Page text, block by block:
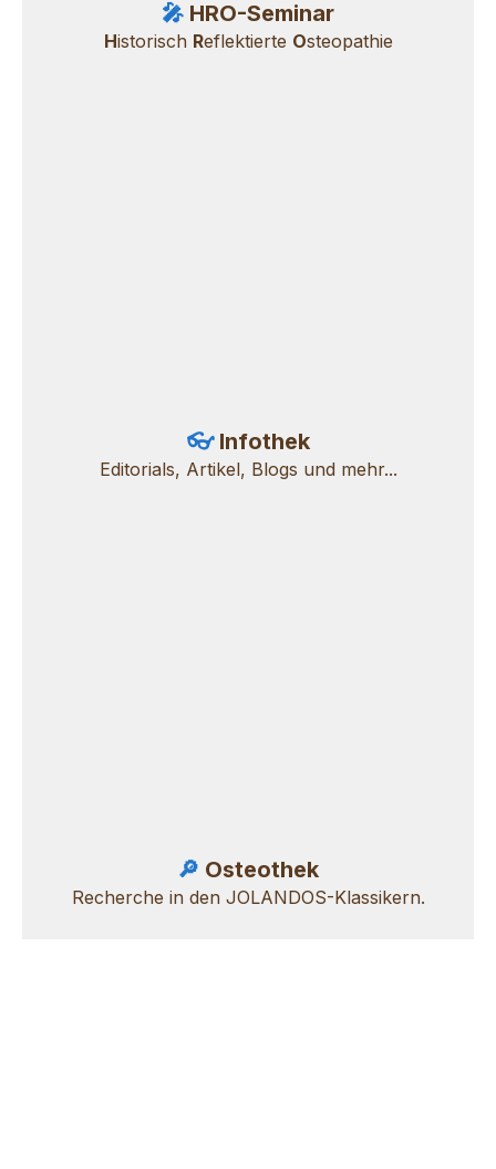
🎤 HRO-Seminar
Historisch Reflektierte Osteopathie
👓 Infothek
Editorials, Artikel, Blogs und mehr...
🔎 Osteothek
Recherche in den JOLANDOS-Klassikern.